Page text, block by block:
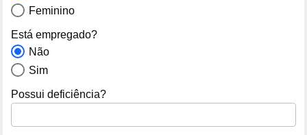
Feminino
Está empregado?
Não
Sim
Possui deficiência?